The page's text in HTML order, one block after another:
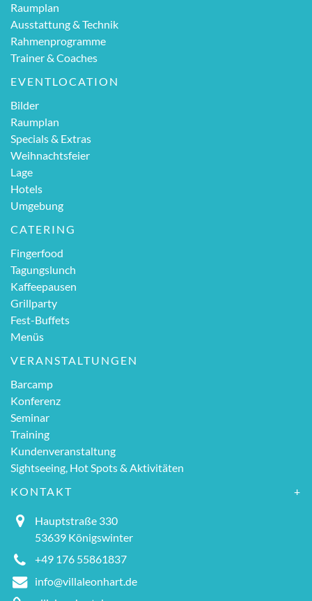
Raumplan
Ausstattung & Technik
Rahmenprogramme
Trainer & Coaches
EVENTLOCATION
Bilder
Raumplan
Specials & Extras
Weihnachtsfeier
Lage
Hotels
Umgebung
CATERING
Fingerfood
Tagungslunch
Kaffeepausen
Grillparty
Fest-Buffets
Menüs
VERANSTALTUNGEN
Barcamp
Konferenz
Seminar
Training
Kundenveranstaltung
Sightseeing, Hot Spots & Aktivitäten
KONTAKT
Hauptstraße 330
53639 Königswinter
+49 176 55861837
info@villaleonhart.de